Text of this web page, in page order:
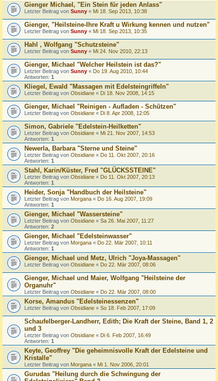
Gienger Michael, "Ein Stein für jeden Anlass"
Letzter Beitrag von Sunny « Mi 18. Sep 2013, 10:38
Gienger, "Heilsteine-Ihre Kraft u Wirkung kennen und nutzen"
Letzter Beitrag von Sunny « Mi 18. Sep 2013, 10:35
Hahl , Wolfgang "Schutzsteine"
Letzter Beitrag von Sunny « Mi 24. Nov 2010, 22:13
Gienger, Michael "Welcher Heilstein ist das?"
Letzter Beitrag von Sunny « Do 19. Aug 2010, 10:44
Antworten: 1
Kliegel, Ewald "Massagen mit Edelsteingriffeln"
Letzter Beitrag von Obsidiane « Di 18. Nov 2008, 14:15
Gienger, Michael "Reinigen - Aufladen - Schützen"
Letzter Beitrag von Obsidiane « Di 8. Apr 2008, 12:05
Simon, Gabriele "Edelstein-Heilketten"
Letzter Beitrag von Obsidiane « Mi 21. Nov 2007, 14:53
Antworten: 1
Newerla, Barbara "Sterne und Steine"
Letzter Beitrag von Obsidiane « Do 11. Okt 2007, 20:16
Antworten: 1
Stahl, Karin/Küster, Fred "GLÜCKSSTEINE"
Letzter Beitrag von Obsidiane « Do 11. Okt 2007, 20:13
Antworten: 1
Heider, Sonja "Handbuch der Heilsteine"
Letzter Beitrag von Morgana « Do 16. Aug 2007, 19:09
Antworten: 1
Gienger, Michael "Wassersteine"
Letzter Beitrag von Obsidiane « Sa 26. Mai 2007, 11:27
Antworten: 2
Gienger, Michael "Edelsteinwasser"
Letzter Beitrag von Morgana « Do 22. Mär 2007, 10:11
Antworten: 1
Gienger, Michael und Metz, Ulrich "Joya-Massagen"
Letzter Beitrag von Obsidiane « Do 22. Mär 2007, 08:06
Gienger, Michael und Maier, Wolfgang "Heilsteine der
Organuhr"
Letzter Beitrag von Obsidiane « Do 22. Mär 2007, 08:00
Korse, Amandus "Edelsteinessenzen"
Letzter Beitrag von Obsidiane « So 18. Feb 2007, 17:09
Schaufelberger-Landherr, Edith; Die Kraft der Steine, Band 1, 2
und 3
Letzter Beitrag von Obsidiane « Di 6. Feb 2007, 16:49
Antworten: 1
Keyte, Geoffrey "Die geheimnisvolle Kraft der Edelsteine und
Kristalle"
Letzter Beitrag von Morgana « Mi 1. Nov 2006, 20:01
Gurudas "Heilung durch die Schwingung der